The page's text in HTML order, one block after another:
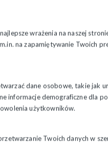
wrażenia na naszej
na zapamiętywanie Twoich
dane osobowe, takie jak
informacje demograficzne dla
użytkowników.
Twoich danych w